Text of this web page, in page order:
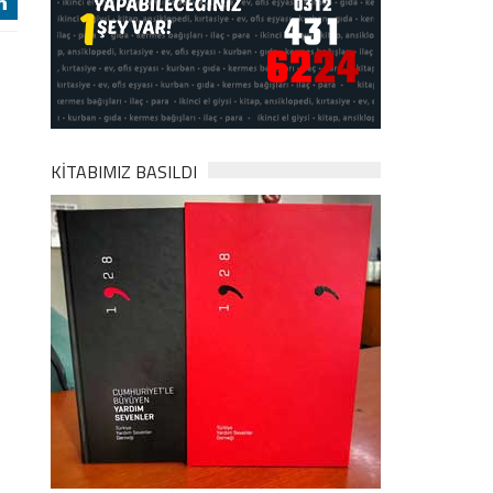
KİTABIMIZ BASILDI